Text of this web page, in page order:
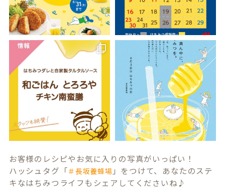
お客様のレシピやお気に入りの写真がいっぱい！
ハッシュタグ「＃長坂養蜂場 」をつけて、あなたのステ
キなはちみつライフもシェアしてくださいね♪